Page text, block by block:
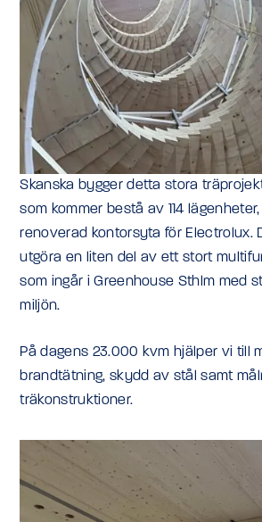
Skanska bygger detta stora
som kommer bestå av 114
renoverad kontorsyta för Electrolux.
utgöra en liten del av ett stort
som ingår i Greenhouse Sthlm med
miljön.
På dagens 23.000 kvm hjälper vi till
brandtätning, skydd av stål samt
träkonstruktioner.